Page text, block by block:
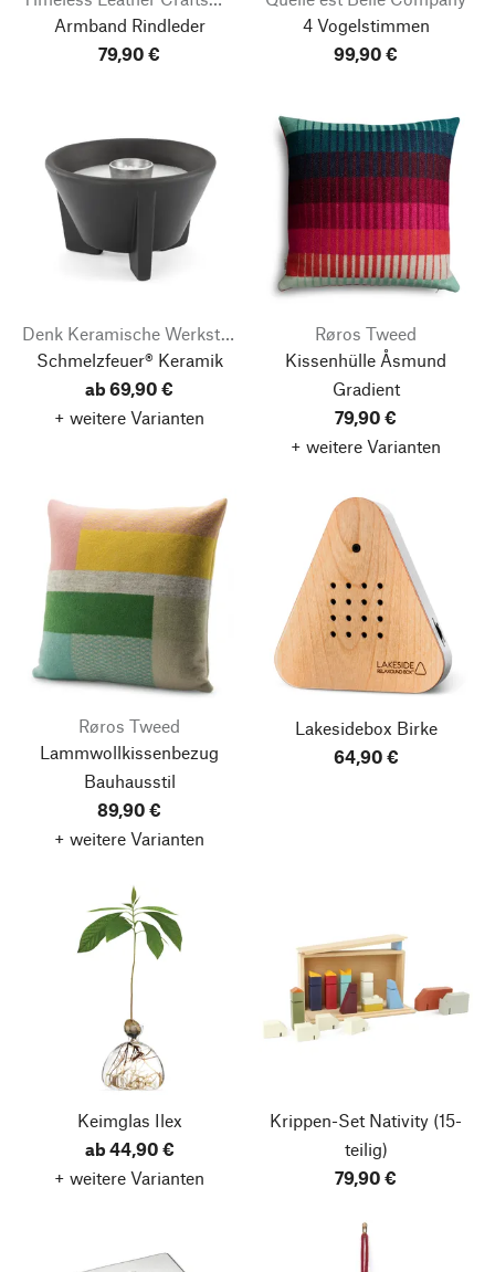
Armband Rindleder
79,90 €
4 Vogelstimmen
99,90 €
Denk Keramische Werkstätten
Schmelzfeuer® Keramik
ab 69,90 €
+ weitere Varianten
Røros Tweed
Kissenhülle Åsmund
Gradient
79,90 €
+ weitere Varianten
Røros Tweed
Lammwollkissenbezug
Bauhausstil
89,90 €
+ weitere Varianten
Lakesidebox Birke
64,90 €
Keimglas Ilex
ab 44,90 €
+ weitere Varianten
Krippen-Set Nativity (15-
teilig)
79,90 €